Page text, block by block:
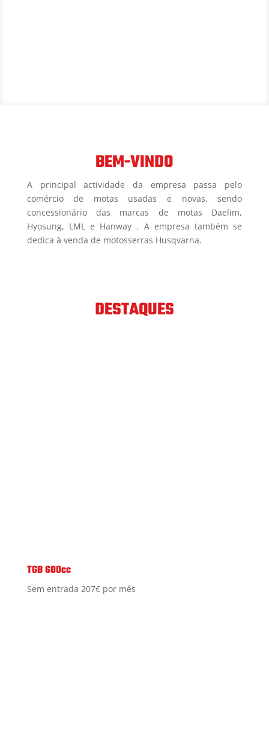
BEM-VINDO
A principal actividade da empresa passa pelo
comércio de motas usadas e novas, sendo
concessionário das marcas de motas Daelim,
Hyosung, LML e Hanway . A empresa também se
dedica à venda de motosserras Husqvarna.
DESTAQUES
TGB 600cc
Sem entrada 207€ por mês